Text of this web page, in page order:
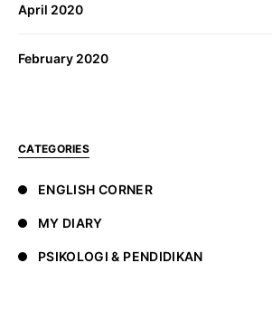
April 2020
February 2020
CATEGORIES
ENGLISH CORNER
MY DIARY
PSIKOLOGI & PENDIDIKAN